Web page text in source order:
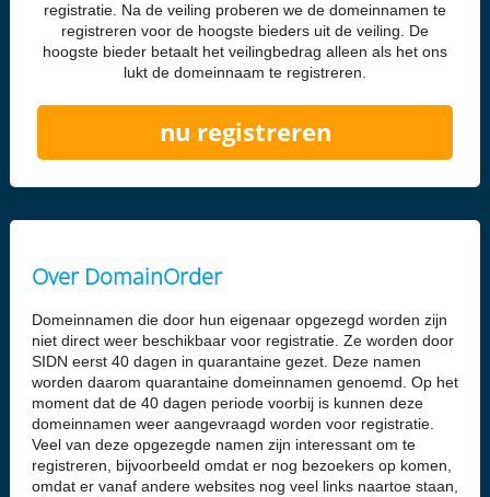
registratie. Na de veiling proberen we de domeinnamen te
registreren voor de hoogste bieders uit de veiling. De
hoogste bieder betaalt het veilingbedrag alleen als het ons
lukt de domeinnaam te registreren.
nu registreren
Over DomainOrder
Domeinnamen die door hun eigenaar opgezegd worden zijn
niet direct weer beschikbaar voor registratie. Ze worden door
SIDN eerst 40 dagen in quarantaine gezet. Deze namen
worden daarom quarantaine domeinnamen genoemd. Op het
moment dat de 40 dagen periode voorbij is kunnen deze
domeinnamen weer aangevraagd worden voor registratie.
Veel van deze opgezegde namen zijn interessant om te
registreren, bijvoorbeeld omdat er nog bezoekers op komen,
omdat er vanaf andere websites nog veel links naartoe staan,